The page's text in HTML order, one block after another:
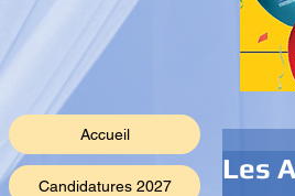
Les
Accueil
Candidatures 2027